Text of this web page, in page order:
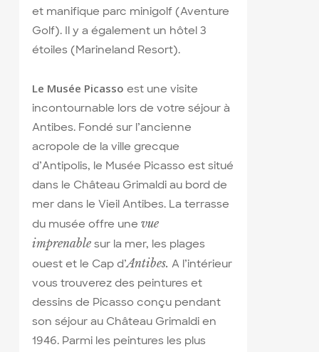
et manifique parc minigolf (Aventure
Golf). Il y a également un hôtel 3
étoiles (Marineland Resort).
Le Musée Picasso est une visite
incontournable lors de votre séjour à
Antibes. Fondé sur l’ancienne
acropole de la ville grecque
d’Antipolis, le Musée Picasso est situé
dans le Château Grimaldi au bord de
mer dans le Vieil Antibes. La terrasse
du musée offre une vue
imprenablesur la mer, les plages
ouest et le Cap d’Antibes. A l’intérieur
vous trouverez des peintures et
dessins de Picasso conçu pendant
son séjour au Château Grimaldi en
1946. Parmi les peintures les plus